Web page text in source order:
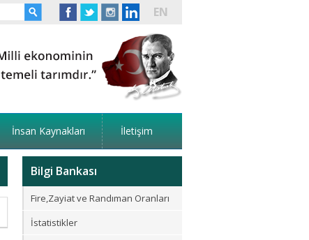
EN
İnsan Kaynakları İletişim
Bilgi Bankası
Fire,Zayiat ve Randıman Oranları
İstatistikler